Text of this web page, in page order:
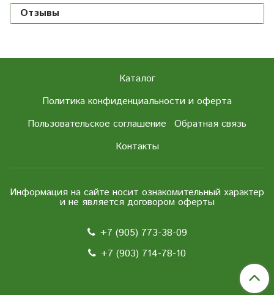
Отзывы
Каталог
Политика конфиденциальности и оферта
Пользовательское соглашение
Обратная связь
Контакты
+7 (905) 773-38-09
+7 (903) 714-78-10
Информация на сайте носит ознакомительный характер
и не является договором оферты